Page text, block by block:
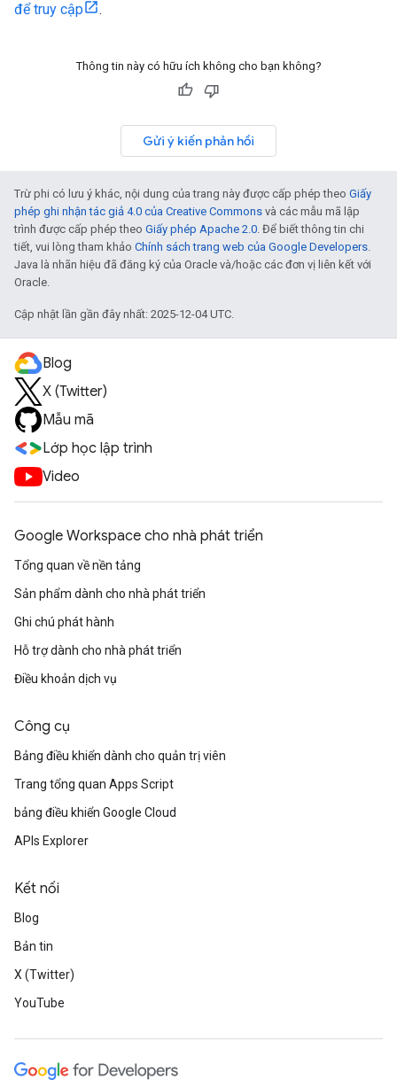
để truy cập
.
Thông tin này có hữu ích không cho bạn không?
Gửi ý kiến phản hồi
Trừ phi có lưu ý khác, nội dung của trang này được cấp phép theo Giấy
phép ghi nhận tác giả 4.0 của Creative Commons và các mẫu mã lập
trình được cấp phép theo Giấy phép Apache 2.0. Để biết thông tin chi
tiết, vui lòng tham khảo Chính sách trang web của Google Developers.
Java là nhãn hiệu đã đăng ký của Oracle và/hoặc các đơn vị liên kết với
Oracle.
Cập nhật lần gần đây nhất: 2025-12-04 UTC.
Blog
X (Twitter)
Mẫu mã
Lớp học lập trình
Video
Google Workspace cho nhà phát triển
Tổng quan về nền tảng
Sản phẩm dành cho nhà phát triển
Ghi chú phát hành
Hỗ trợ dành cho nhà phát triển
Điều khoản dịch vụ
Công cụ
Bảng điều khiển dành cho quản trị viên
Trang tổng quan Apps Script
bảng điều khiển Google Cloud
APIs Explorer
Kết nối
Blog
Bản tin
X (Twitter)
YouTube